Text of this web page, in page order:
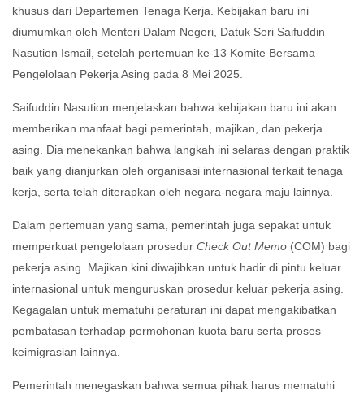
khusus dari Departemen Tenaga Kerja. Kebijakan baru ini
diumumkan oleh Menteri Dalam Negeri, Datuk Seri Saifuddin
Nasution Ismail, setelah pertemuan ke-13 Komite Bersama
Pengelolaan Pekerja Asing pada 8 Mei 2025.
Saifuddin Nasution menjelaskan bahwa kebijakan baru ini akan
memberikan manfaat bagi pemerintah, majikan, dan pekerja
asing. Dia menekankan bahwa langkah ini selaras dengan praktik
baik yang dianjurkan oleh organisasi internasional terkait tenaga
kerja, serta telah diterapkan oleh negara-negara maju lainnya.
Dalam pertemuan yang sama, pemerintah juga sepakat untuk
memperkuat pengelolaan prosedur Check Out Memo (COM) bagi
pekerja asing. Majikan kini diwajibkan untuk hadir di pintu keluar
internasional untuk menguruskan prosedur keluar pekerja asing.
Kegagalan untuk mematuhi peraturan ini dapat mengakibatkan
pembatasan terhadap permohonan kuota baru serta proses
keimigrasian lainnya.
Pemerintah menegaskan bahwa semua pihak harus mematuhi